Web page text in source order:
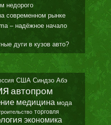
недорого
современном рынке
– надёжное начало
дуги в кузов авто?
США Синдзо Абэ
автопром
медицина мода
торговля
экономика